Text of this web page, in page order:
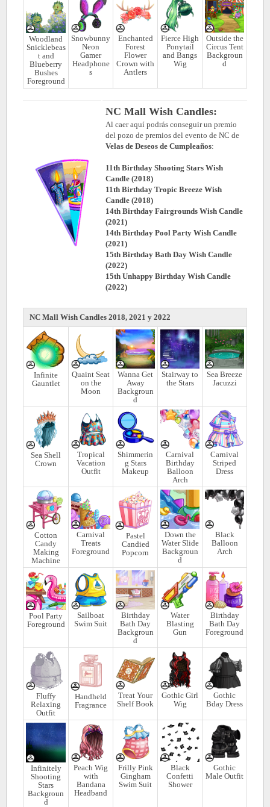
Woodland
Snicklebeas
t and
Blueberry
Bushes
Foreground
Snowbunny
Neon
Gamer
Headphone
s
Enchanted
Forest
Flower
Crown with
Antlers
Fierce High
Ponytail
and Bangs
Wig
Outside the
Circus Tent
Backgroun
d
NC Mall Wish Candles:
Al caer aquí podrás conseguir un premio
del pozo de premios del evento de NC de
Velas de Deseos de Cumpleaños:
11th Birthday Shooting Stars Wish
Candle (2018)
11th Birthday Tropic Breeze Wish
Candle (2018)
14th Birthday Fairgrounds Wish Candle
(2021)
14th Birthday Pool Party Wish Candle
(2021)
15th Birthday Bath Day Wish Candle
(2022)
15th Unhappy Birthday Wish Candle
(2022)
NC Mall Wish Candles 2018, 2021 y 2022
Infinite
Gauntlet
Quaint Seat
on the
Moon
Wanna Get
Away
Backgroun
d
Stairway to
the Stars
Sea Breeze
Jacuzzi
Sea Shell
Crown
Tropical
Vacation
Outfit
Shimmerin
g Stars
Makeup
Carnival
Birthday
Balloon
Arch
Carnival
Striped
Dress
Cotton
Candy
Making
Machine
Carnival
Treats
Foreground
Pastel
Candied
Popcorn
Down the
Water Slide
Backgroun
d
Black
Balloon
Arch
Pool Party
Foreground
Sailboat
Swim Suit
Birthday
Bath Day
Backgroun
d
Water
Blasting
Gun
Birthday
Bath Day
Foreground
Fluffy
Relaxing
Outfit
Handheld
Fragrance
Treat Your
Shelf Book
Gothic Girl
Wig
Gothic
Bday Dress
Infinitely
Shooting
Stars
Backgroun
d
Peach Wig
with
Bandana
Headband
Frilly Pink
Gingham
Swim Suit
Black
Confetti
Shower
Gothic
Male Outfit